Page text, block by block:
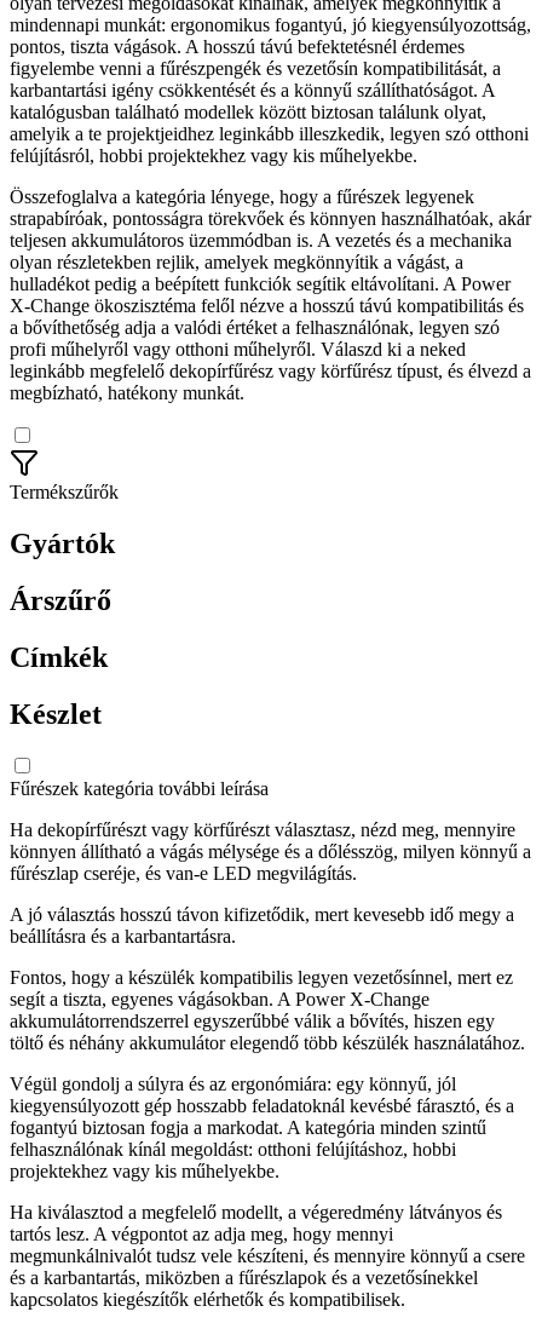
mindennapi munkát: ergonomikus fogantyú, jó kiegyensúlyozottság,
pontos, tiszta vágások. A hosszú távú befektetésnél érdemes
figyelembe venni a fűrészpengék és vezetősín kompatibilitását, a
karbantartási igény csökkentését és a könnyű szállíthatóságot. A
katalógusban található modellek között biztosan találunk olyat,
amelyik a te projektjeidhez leginkább illeszkedik, legyen szó otthoni
felújításról, hobbi projektekhez vagy kis műhelyekbe.
Összefoglalva a kategória lényege, hogy a fűrészek legyenek
strapabíróak, pontosságra törekvőek és könnyen használhatóak, akár
teljesen akkumulátoros üzemmódban is. A vezetés és a mechanika
olyan részletekben rejlik, amelyek megkönnyítik a vágást, a
hulladékot pedig a beépített funkciók segítik eltávolítani. A Power
X-Change ökoszisztéma felől nézve a hosszú távú kompatibilitás és
a bővíthetőség adja a valódi értéket a felhasználónak, legyen szó
profi műhelyről vagy otthoni műhelyről. Válaszd ki a neked
leginkább megfelelő dekopírfűrész vagy körfűrész típust, és élvezd a
megbízható, hatékony munkát.
Termékszűrők
Gyártók
Árszűrő
Címkék
Készlet
Fűrészek kategória további leírása
Ha dekopírfűrészt vagy körfűrészt választasz, nézd meg, mennyire
könnyen állítható a vágás mélysége és a dőlésszög, milyen könnyű a
fűrészlap cseréje, és van-e LED megvilágítás.
A jó választás hosszú távon kifizetődik, mert kevesebb idő megy a
beállításra és a karbantartásra.
Fontos, hogy a készülék kompatibilis legyen vezetősínnel, mert ez
segít a tiszta, egyenes vágásokban. A Power X-Change
akkumulátorrendszerrel egyszerűbbé válik a bővítés, hiszen egy
töltő és néhány akkumulátor elegendő több készülék használatához.
Végül gondolj a súlyra és az ergonómiára: egy könnyű, jól
kiegyensúlyozott gép hosszabb feladatoknál kevésbé fárasztó, és a
fogantyú biztosan fogja a markodat. A kategória minden szintű
felhasználónak kínál megoldást: otthoni felújításhoz, hobbi
projektekhez vagy kis műhelyekbe.
Ha kiválasztod a megfelelő modellt, a végeredmény látványos és
tartós lesz. A végpontot az adja meg, hogy mennyi
megmunkálnivalót tudsz vele készíteni, és mennyire könnyű a csere
és a karbantartás, miközben a fűrészlapok és a vezetősínekkel
kapcsolatos kiegészítők elérhetők és kompatibilisek.